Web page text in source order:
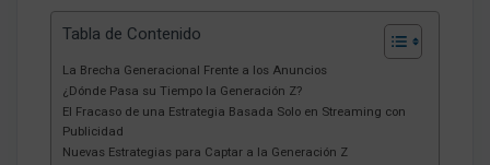
Tabla de Contenido
La Brecha Generacional Frente a los Anuncios
¿Dónde Pasa su Tiempo la Generación Z?
El Fracaso de una Estrategia Basada Solo en Streaming con
Publicidad
Nuevas Estrategias para Captar a la Generación Z